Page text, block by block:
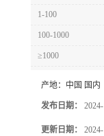
1-100
100-1000
≥1000
产地： 中国 国内
发布日期：
更新日期：